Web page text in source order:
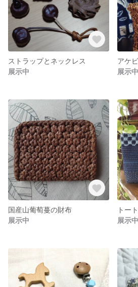
ストラップとネックレス
展示中
アケ
展示中
国産山葡萄蔓の財布
展示中
トー
展示中